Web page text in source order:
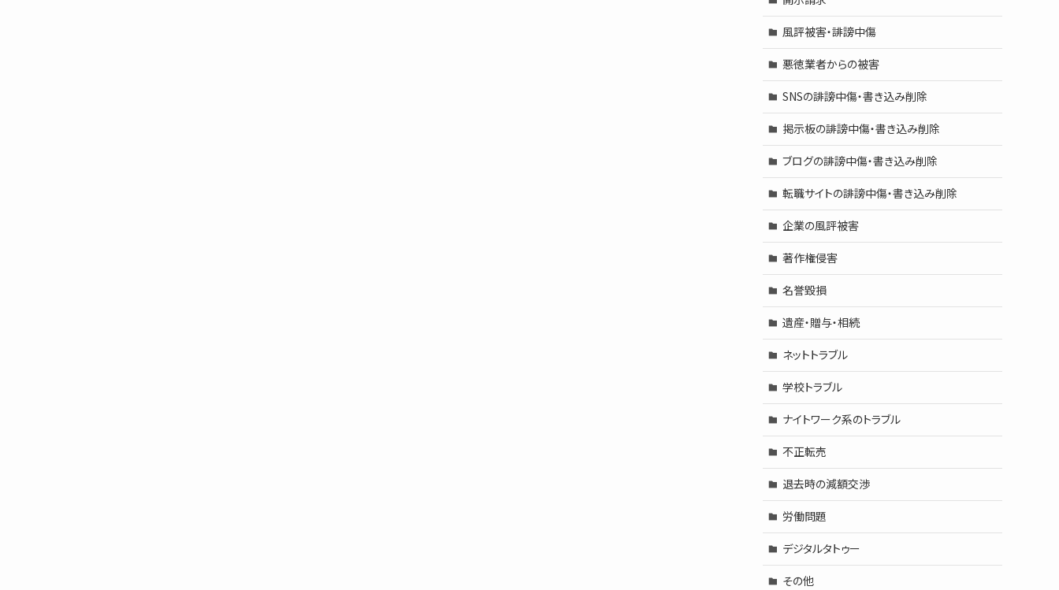
風評被害・誹謗中傷
悪徳業者からの被害
SNSの誹謗中傷・書き込み削除
掲示板の誹謗中傷・書き込み削除
ブログの誹謗中傷・書き込み削除
転職サイトの誹謗中傷・書き込み削除
企業の風評被害
著作権侵害
名誉毀損
遺産・贈与・相続
ネットトラブル
学校トラブル
ナイトワーク系のトラブル
不正転売
退去時の減額交渉
労働問題
デジタルタトゥー
その他